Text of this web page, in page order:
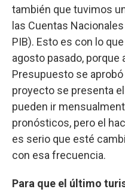
también que tuvimos
las Cuentas
PIB). Esto es con lo
agosto pasado, porque
Presupuesto se
proyecto se presenta
pueden ir
pronósticos, pero el
es serio que esté
con esa frecuencia.
Para que el último